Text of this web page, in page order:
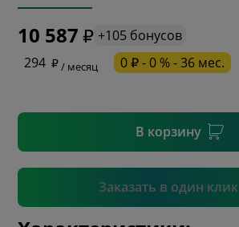
10 587
+105 бонусов
294
/ месяц 0 ₽ - 0 % - 36 мес.
В корзину
Заказать в один клик
* необязательное поле
Подтвердить